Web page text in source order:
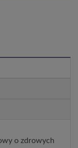
o zdrowych